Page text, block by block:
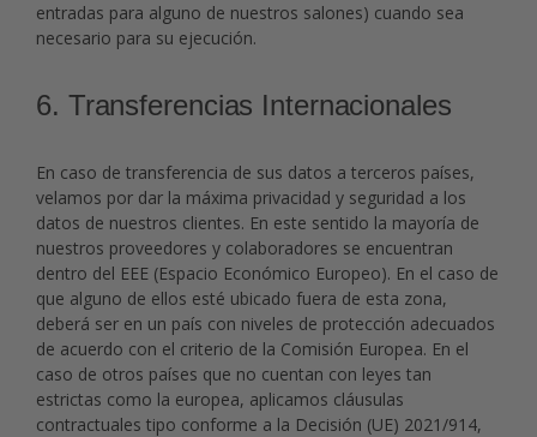
entradas para alguno de nuestros salones) cuando sea
necesario para su ejecución.
6. Transferencias Internacionales
En caso de transferencia de sus datos a terceros países,
velamos por dar la máxima privacidad y seguridad a los
datos de nuestros clientes. En este sentido la mayoría de
nuestros proveedores y colaboradores se encuentran
dentro del EEE (Espacio Económico Europeo). En el caso de
que alguno de ellos esté ubicado fuera de esta zona,
deberá ser en un país con niveles de protección adecuados
de acuerdo con el criterio de la Comisión Europea. En el
caso de otros países que no cuentan con leyes tan
estrictas como la europea, aplicamos cláusulas
contractuales tipo conforme a la Decisión (UE) 2021/914,